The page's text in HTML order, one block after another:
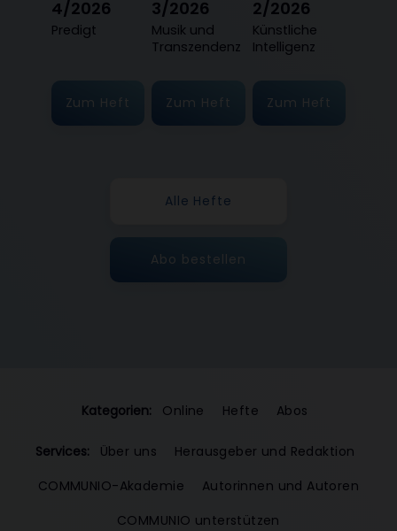
4/2026
:
Predigt
Zum Heft
3/2026
:
Musik und
Transzendenz
Zum Heft
2/2026
:
Künstliche
Intelligenz
Zum Heft
Alle Hefte
Abo bestellen
Kategorien: Online Hefte Abos
Services: Über uns
Herausgeber und Redaktion
COMMUNIO-Akademie
Autorinnen und Autoren
COMMUNIO unterstützen